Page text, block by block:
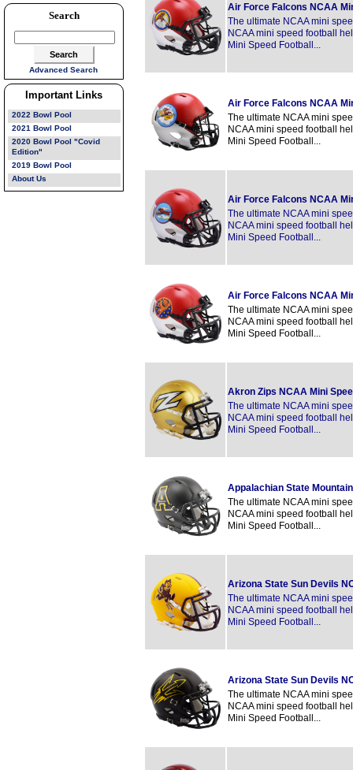
Search
Advanced Search
Important Links
2022 Bowl Pool
2021 Bowl Pool
2020 Bowl Pool "Covid
Edition"
2019 Bowl Pool
About Us
Air Force Falcons NCAA
The ultimate NCAA mini
NCAA mini speed football
Mini Speed Football...
Air Force Falcons NCAA
The ultimate NCAA mini
NCAA mini speed football
Mini Speed Football...
Air Force Falcons NCAA
The ultimate NCAA mini
NCAA mini speed football
Mini Speed Football...
Air Force Falcons NCAA
The ultimate NCAA mini
NCAA mini speed football
Mini Speed Football...
Akron Zips NCAA Mini
The ultimate NCAA mini
NCAA mini speed football
Mini Speed Football...
Appalachian State
The ultimate NCAA mini
NCAA mini speed football
Mini Speed Football...
Arizona State Sun Devils
The ultimate NCAA mini
NCAA mini speed football
Mini Speed Football...
Arizona State Sun Devils
The ultimate NCAA mini
NCAA mini speed football
Mini Speed Football...